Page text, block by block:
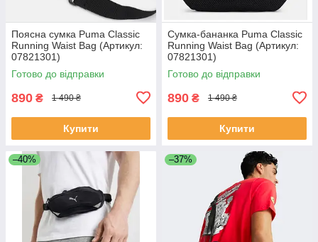
Поясна сумка Puma Classic
Running Waist Bag (Артикул:
07821301)
Готово до відправки
890 ₴ 1 490 ₴
Купити
Сумка-бананка Puma Classic
Running Waist Bag (Артикул:
07821301)
Готово до відправки
890 ₴ 1 490 ₴
Купити
–40% –37%